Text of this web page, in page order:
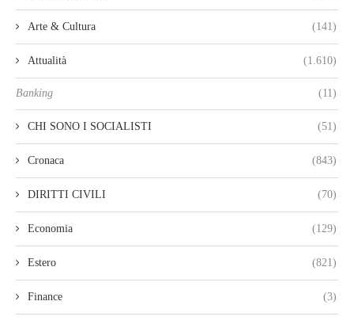
Arte & Cultura (141)
Attualità (1.610)
Banking (11)
CHI SONO I SOCIALISTI (51)
Cronaca (843)
DIRITTI CIVILI (70)
Economia (129)
Estero (821)
Finance (3)